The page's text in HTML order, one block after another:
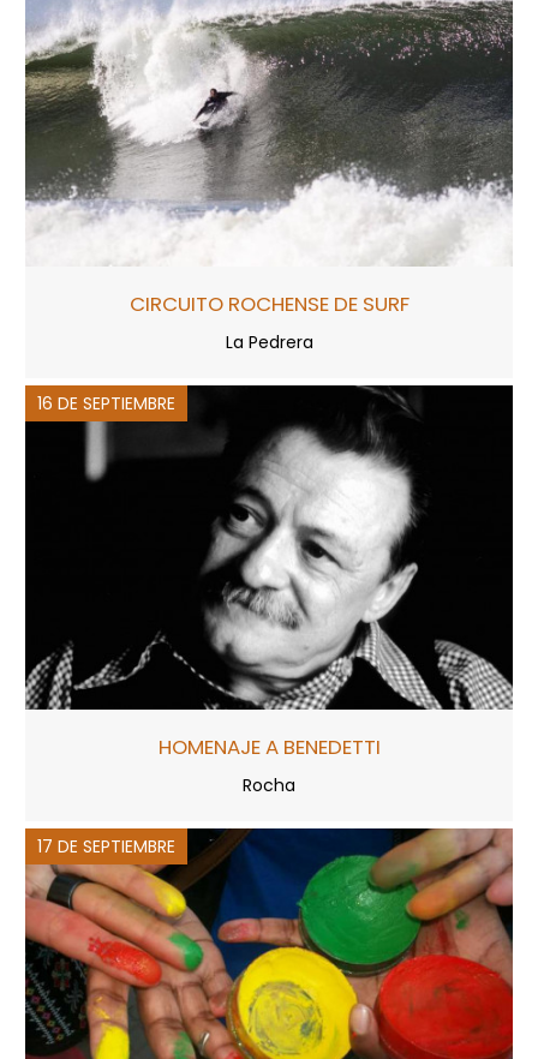
CIRCUITO ROCHENSE DE SURF
La Pedrera
16 DE SEPTIEMBRE
HOMENAJE A BENEDETTI
Rocha
17 DE SEPTIEMBRE